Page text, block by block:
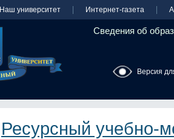
Наш университет Интернет-газета
Сведения об
Версия
Ресурсный учебно-